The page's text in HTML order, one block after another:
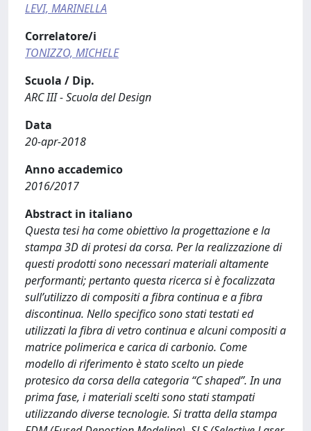
LEVI, MARINELLA
Correlatore/i
TONIZZO, MICHELE
Scuola / Dip.
ARC III - Scuola del Design
Data
20-apr-2018
Anno accademico
2016/2017
Abstract in italiano
Questa tesi ha come obiettivo la progettazione e la
stampa 3D di protesi da corsa. Per la realizzazione di
questi prodotti sono necessari materiali altamente
performanti; pertanto questa ricerca si è focalizzata
sull’utilizzo di compositi a fibra continua e a fibra
discontinua. Nello specifico sono stati testati ed
utilizzati la fibra di vetro continua e alcuni compositi a
matrice polimerica e carica di carbonio. Come
modello di riferimento è stato scelto un piede
protesico da corsa della categoria “C shaped”. In una
prima fase, i materiali scelti sono stati stampati
utilizzando diverse tecnologie. Si tratta della stampa